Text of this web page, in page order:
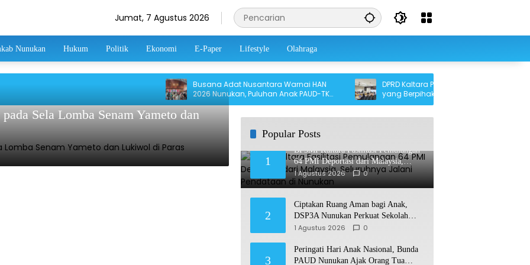
Jumat, 7 Agustus 2026
Nunukan Hukum Politik Ekonomi E-Paper Lifestyle Olahraga
Busana Adat Nusantara Warnai HAN
2026 Nunukan, Puluhan Anak PAUD-TK
Berani Tampil di Panggung
DPRD Kaltara Perjuangkan Perda Koperasi
yang Berpihak pada Petani, Nelayan, dan
UMKM
Sela Lomba Senam Yameto dan
Popular Posts
1
BP3MI Kaltara Fasilitasi Pemulangan
64 PMI Deportasi dari Malaysia,
Seluruhnya Jalani Pendataan di
Nunukan
1 Agustus 2026 0
2
Ciptakan Ruang Aman bagi Anak,
DSP3A Nunukan Perkuat Sekolah
Ramah Anak
1 Agustus 2026 0
3
Peringati Hari Anak Nasional, Bunda
PAUD Nunukan Ajak Orang Tua